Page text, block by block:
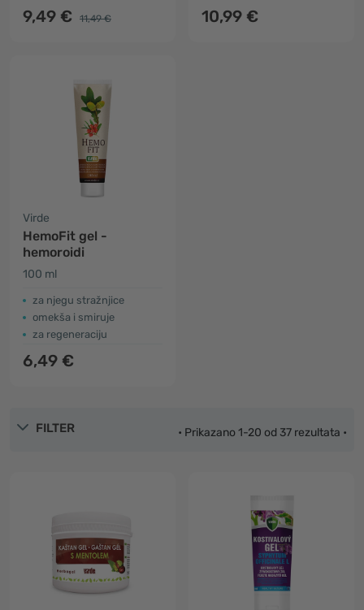
9,49 € 11,49 € 10,99 €
Virde
HemoFit gel -
hemoroidi
100 ml
za njegu stražnjice
omekša i smiruje
za regeneraciju
6,49 €
FILTER • Prikazano 1-20 od 37 rezultata •